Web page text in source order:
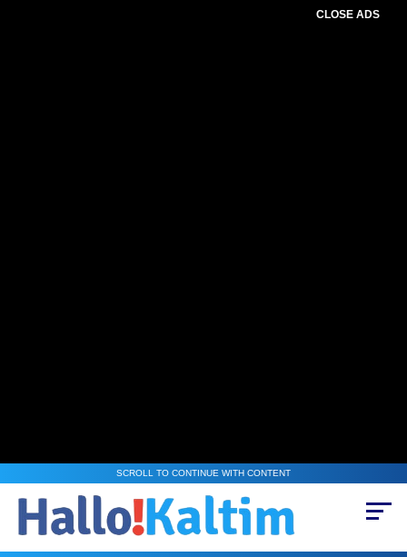
CLOSE ADS
SCROLL TO CONTINUE WITH CONTENT